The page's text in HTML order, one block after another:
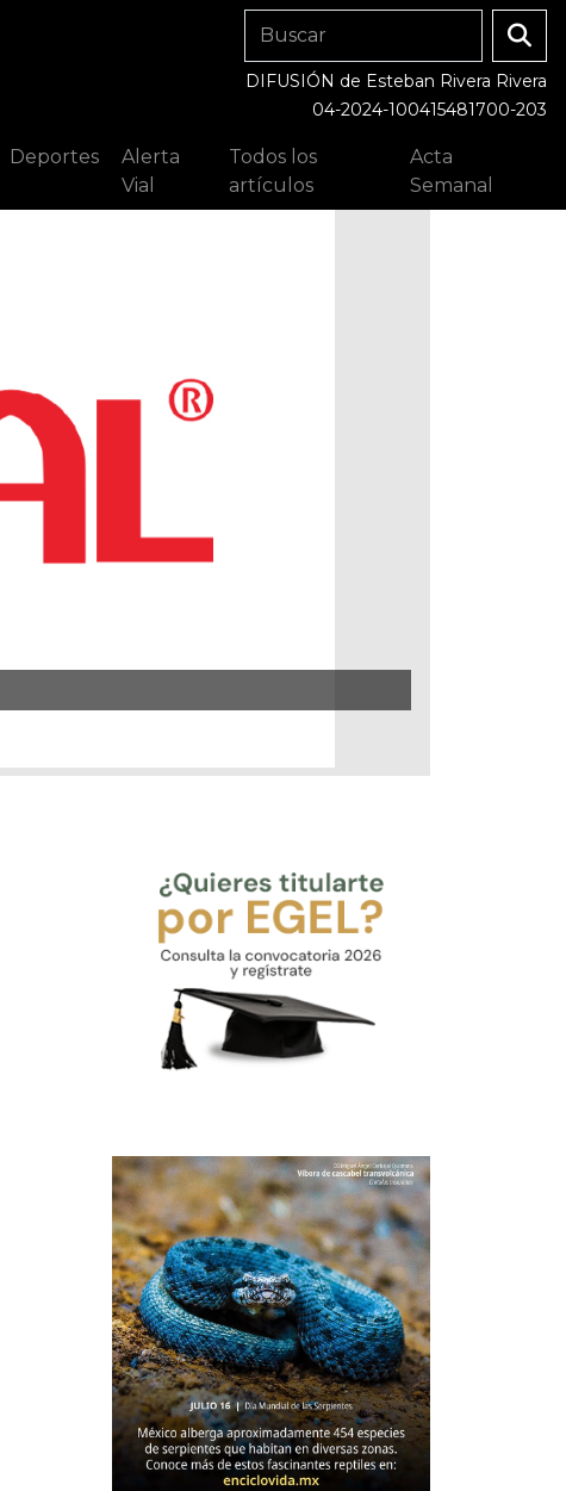
DIFUSIÓN de Esteban Rivera Rivera
04-2024-100415481700-203
Deportes
Alerta
Vial
Todos los
artículos
Acta
Semanal